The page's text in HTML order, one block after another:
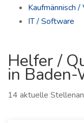
Kaufmännisch
IT / Software
Helfer /
in
14 aktuelle